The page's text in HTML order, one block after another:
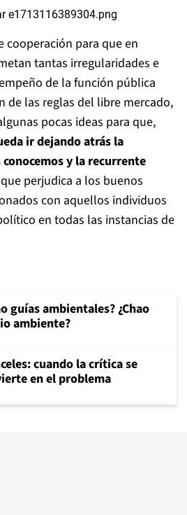
cooperación para que en
tantas irregularidades e
de la función pública
de las reglas del libre mercado,
pocas ideas para que,
ir dejando atrás la
y la recurrente
perjudica a los buenos
con aquellos individuos
en todas las instancias de
guías ambientales? ¿Chao
ambiente?
cuando la crítica se
en el problema